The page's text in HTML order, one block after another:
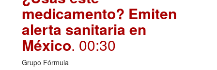
medicamento? Emiten
alerta sanitaria en
México. 00:30
Grupo Fórmula